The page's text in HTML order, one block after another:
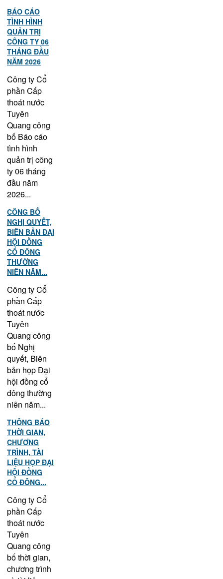
BÁO CÁO
TÌNH HÌNH
QUẢN TRỊ
CÔNG TY 06
THÁNG ĐẦU
NĂM 2026
Công ty Cổ
phần Cấp
thoát nước
Tuyên
Quang công
bố Báo cáo
tình hình
quản trị công
ty 06 tháng
đầu năm
2026...
CÔNG BỐ
NGHỊ QUYẾT,
BIÊN BẢN ĐẠI
HỘI ĐỒNG
CỔ ĐÔNG
THƯỜNG
NIÊN NĂM...
Công ty Cổ
phần Cấp
thoát nước
Tuyên
Quang công
bố Nghị
quyết, Biên
bản họp Đại
hội đồng cổ
đông thường
niên năm...
THÔNG BÁO
THỜI GIAN,
CHƯƠNG
TRÌNH, TÀI
LIỆU HỌP ĐẠI
HỘI ĐỒNG
CỔ ĐÔNG...
Công ty Cổ
phần Cấp
thoát nước
Tuyên
Quang công
bố thời gian,
chương trình